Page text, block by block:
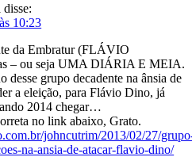
disse:
10:23
da Embratur (FLÁVIO
– ou seja UMA DIÁRIA E MEIA.
desse grupo decadente na ânsia de
a eleição, para Flávio Dino, já
2014 chegar…
no link abaixo, Grato.
johncutrim/2013/02/27/
na-ansia-de-atacar-flavio-dino/